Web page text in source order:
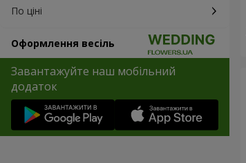
По ціні
Оформлення весіль
Завантажуйте наш мобільний
додаток